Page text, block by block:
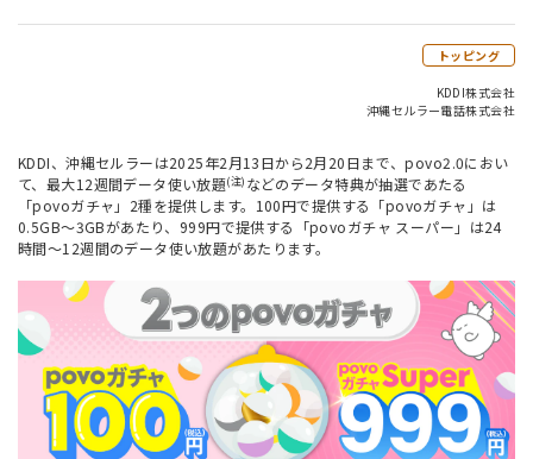
トッピング
KDDI株式会社
沖縄セルラー電話株式会社
KDDI、沖縄セルラーは2025年2月13日から2月20日まで、povo2.0におい
て、最大12週間データ使い放題(注) などのデータ特典が抽選であたる
「povoガチャ」2種を提供します。100円で提供する「povoガチャ」は
0.5GB～3GBがあたり、999円で提供する「povoガチャ スーパー」は24
時間～12週間のデータ使い放題があたります。